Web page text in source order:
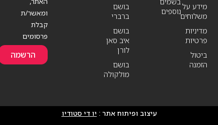
מידע על
משלוחים
מדיניות
פרטיות
ביטול
הזמנה
נוספים
בושם
ברברי
בושם
איב סאן
לורן
בושם
מולקולה
ומאשר/ת
קבלת
פרסומים
הרשמה
עיצוב ופיתוח אתר : יו די סטודיו